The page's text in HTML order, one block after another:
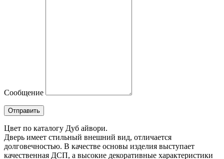
Сообщение
Отправить
Цвет по каталогу Дуб айвори.
Дверь имеет стильный внешний вид, отличается
долговечностью. В качестве основы изделия выступает
качественная ДСП, а высокие декоративные характеристики